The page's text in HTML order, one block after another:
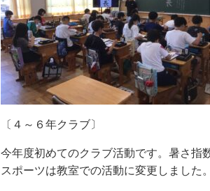
〔４～６年クラブ〕
今年度初めてのクラブ活動です。暑さ指
スポーツは教室での活動に変更しました。